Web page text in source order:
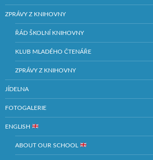
ZPRÁVY Z KNIHOVNY
ŘÁD ŠKOLNÍ KNIHOVNY
KLUB MLADÉHO ČTENÁŘE
ZPRÁVY Z KNIHOVNY
JÍDELNA
FOTOGALERIE
ENGLISH
ABOUT OUR SCHOOL